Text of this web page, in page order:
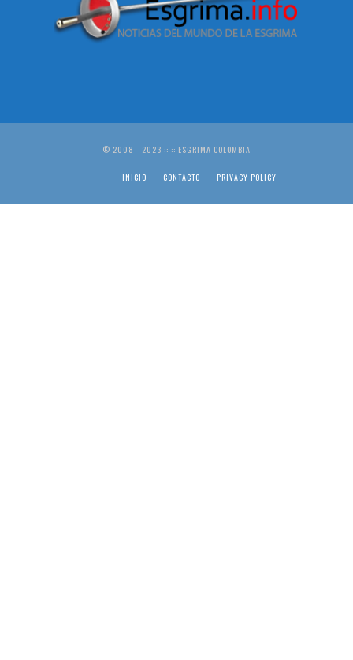
© 2008 - 2023 :: :: ESGRIMA COLOMBIA
INICIO CONTACTO PRIVACY POLICY